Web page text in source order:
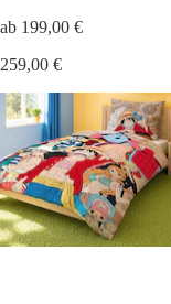
ab 199,00 €
259,00 €